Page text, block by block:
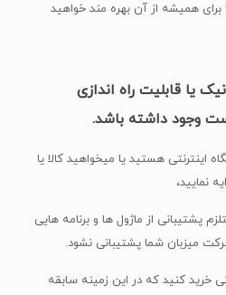
همیشه از آن بهره مند خواهید
یا قابلیت راه اندازی
وجود داشته باشد.
اینترنتی هستید یا میخواهید کالا یا
نمایید،
پشتیبانی از ماژول ها و برنامه هایی
میزبان شما پشتیبانی نشود.
کنید که در این زمینه سابقه